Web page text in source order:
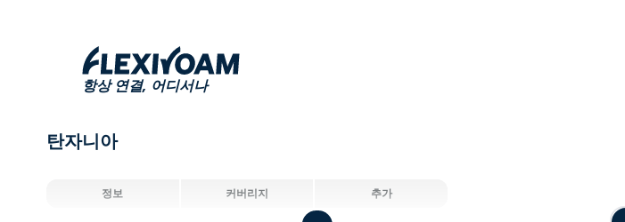
항상 연결, 어디서나
탄자니아
정보 커버리지 추가